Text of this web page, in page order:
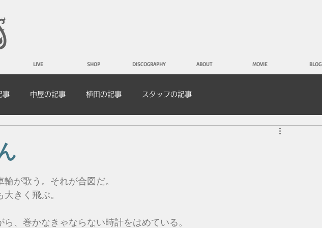
LIVE SHOP DISCOGRAPHY ABOUT MOVIE BLOG
事 中屋の記事 植田の記事 スタッフの記事
が歌う。それが合図だ。
きく飛ぶ。
、巻かなきゃならない時計をはめている。